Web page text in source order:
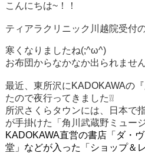
こんにちは~！！
ティアラクリニック川越院受付
寒くなりましたね(;^ω^)
お布団からなかなか出られませ
最近、東所沢に KADOKAWAの
たので夜行ってきました❕❕
所沢さくらタウンには、
日本で
が手掛けた「角川武蔵野ミュー
KADOKAWA直営の書店「ダ・
堂」などが入った「ショップ＆